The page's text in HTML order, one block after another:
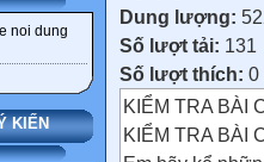
noi dung
KIẾN
Dung lượng:
Số lượt tải: 131
Số lượt thích: 0
KIỂM TRA BÀI
KIỂM TRA BÀI